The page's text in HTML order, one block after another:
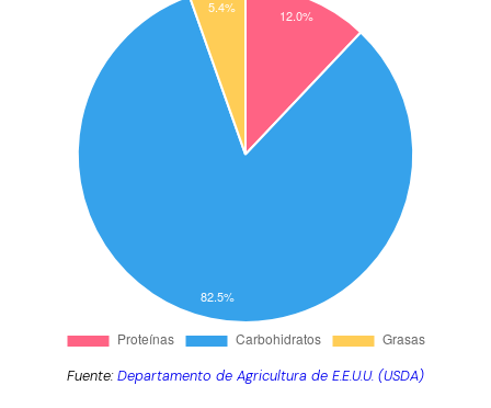
Fuente:Departamento de Agricultura de E.E.U.U. (USDA)